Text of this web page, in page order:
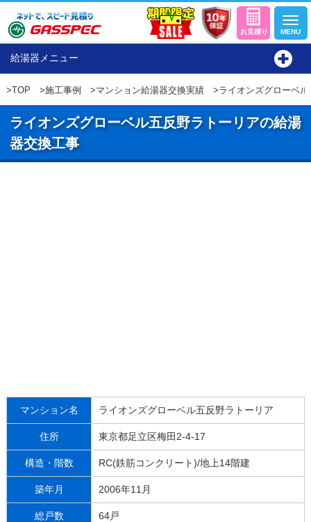
給湯器メニュー
>TOP >施工事例 >マンション給湯器交換実績>ライオンズグローベル
ライオンズグローベル五反野ラトーリアの給湯
器交換工事
マンション名 ライオンズグローベル五反野ラトーリア
住所 東京都足立区梅田2-4-17
構造・階数 RC(鉄筋コンクリート)/地上14階建
築年月 2006年11月
総戸数 64戸